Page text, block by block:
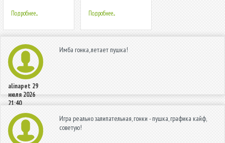
Подробнее... Подробнее...
alinapet 29
июля 2026
21:40
Имба гонка, летает пушка!
Игра реально залипательная, гонки - пушка, графика кайф,
советую!